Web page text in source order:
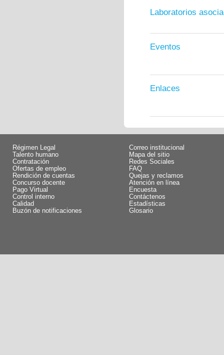
Laboratorios
Eventos
Enlaces
Régimen Legal
Talento humano
Contratación
Ofertas de empleo
Rendición de cuentas
Concurso docente
Pago Virtual
Control interno
Calidad
Buzón de notificaciones
Correo institucional
Mapa del sitio
Redes Sociales
FAQ
Quejas y reclamos
Atención en línea
Encuesta
Contáctenos
Estadísticas
Glosario